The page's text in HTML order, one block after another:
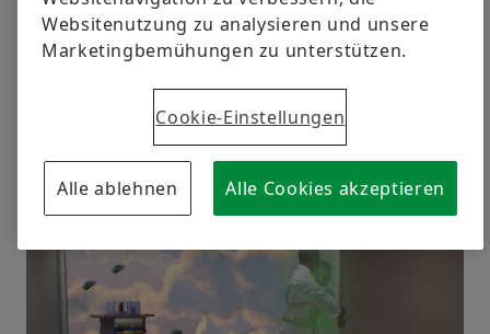
nahekommen. Eine Reise in die Vergangenheit würde
allerdings sofort zu unauflösbaren Widersprüchen
führen, wie auch McFly erkennen musste: Wer seine
eigene Zeugung verhindert, würde ja nie geboren und
könnte somit gar nicht in die Vergangenheit reisen,
um … Ein Teufelskreis, der sich in unserem
Universum nicht auflösen lässt!
Websitenutzung zu analysieren und unsere
Marketingbemühungen zu unterstützen.
Cookie-Einstellungen
Alle ablehnen Alle Cookies akzeptieren